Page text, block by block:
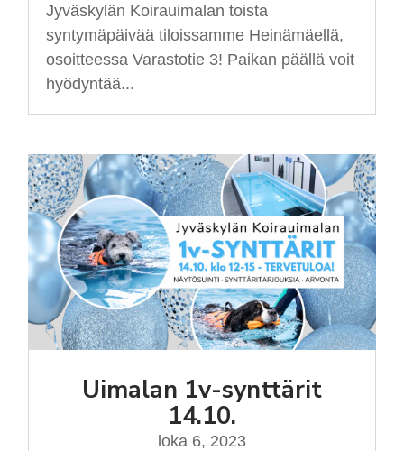
Jyväskylän Koirauimalan toista
syntymäpäivää tiloissamme Heinämäellä,
osoitteessa Varastotie 3! Paikan päällä voit
hyödyntää...
Uimalan 1v-synttärit
14.10.
loka 6, 2023